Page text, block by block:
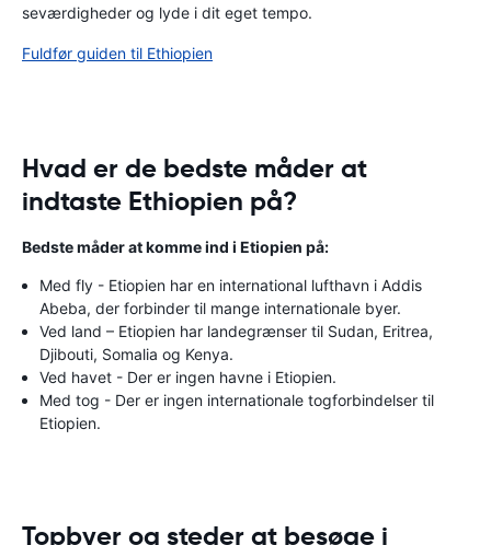
seværdigheder og lyde i dit eget tempo.
Fuldfør guiden til Ethiopien
Hvad er de bedste måder at
indtaste Ethiopien på?
Bedste måder at komme ind i Etiopien på:
Med fly - Etiopien har en international lufthavn i Addis
Abeba, der forbinder til mange internationale byer.
Ved land – Etiopien har landegrænser til Sudan, Eritrea,
Djibouti, Somalia og Kenya.
Ved havet - Der er ingen havne i Etiopien.
Med tog - Der er ingen internationale togforbindelser til
Etiopien.
Topbyer og steder at besøge i